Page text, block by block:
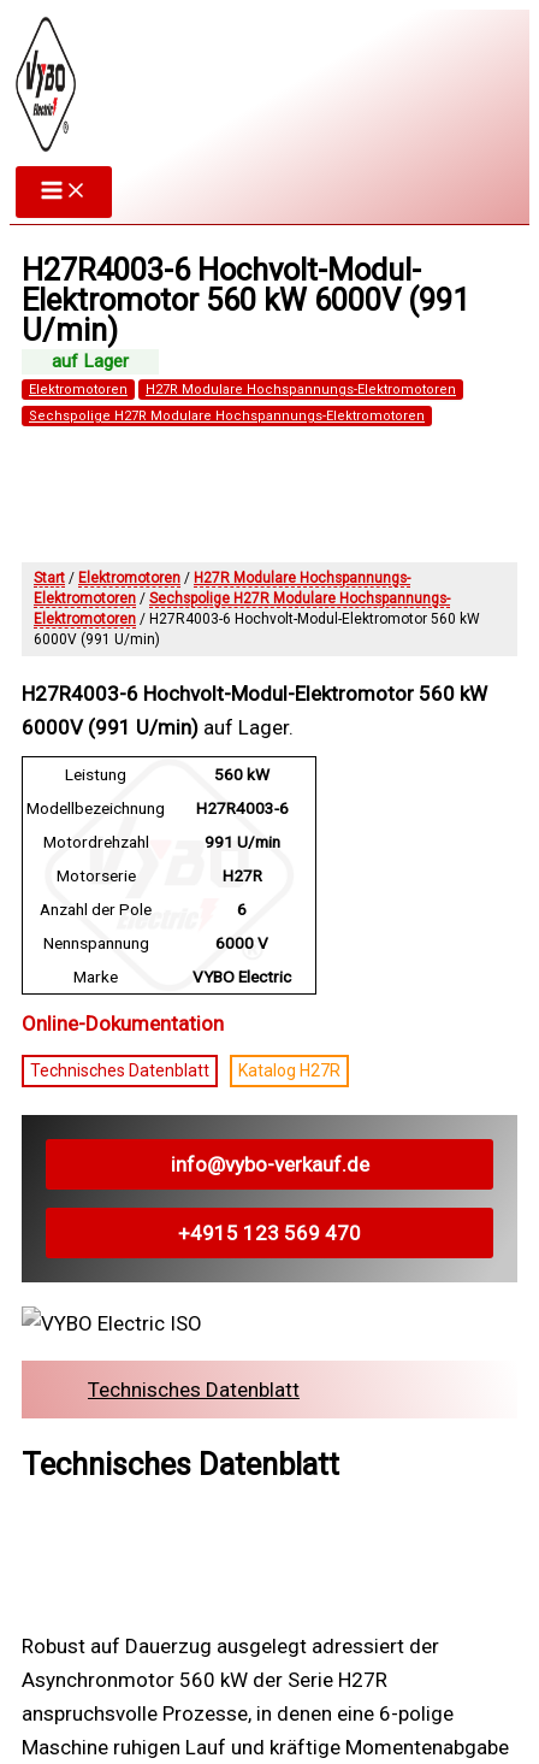
Zum
Inhalt
springen
H27R4003-6 Hochvolt-Modul-
Elektromotor 560 kW 6000V (991
U/min)
Elektromotoren
H27R Modulare Hochspannungs-Elektromotoren
Sechspolige H27R Modulare Hochspannungs-Elektromotoren
Start / Elektromotoren / H27R Modulare Hochspannungs-
Elektromotoren / Sechspolige H27R Modulare Hochspannungs-
Elektromotoren / H27R4003-6 Hochvolt-Modul-Elektromotor 560 kW
6000V (991 U/min)
H27R4003-6 Hochvolt-Modul-Elektromotor 560 kW
6000V (991 U/min) auf Lager.
Leistung
560 kW
Modellbezeichnung
H27R4003-6
Motordrehzahl
991 U/min
Motorserie
H27R
Anzahl der Pole
6
Nennspannung
6000 V
Marke
VYBO Electric
Online-Dokumentation
Technisches Datenblatt Katalog H27R
info@vybo-verkauf.de
+4915 123 569 470
Technisches Datenblatt
Technisches Datenblatt
Robust auf Dauerzug ausgelegt adressiert der
Asynchronmotor 560 kW der Serie H27R
anspruchsvolle Prozesse, in denen eine 6-polige
Maschine ruhigen Lauf und kräftige Momentenabgabe